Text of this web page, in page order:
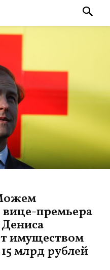
вице-премьера
имуществом
млрд рублей